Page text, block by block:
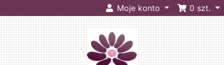
Moje konto 0 szt.